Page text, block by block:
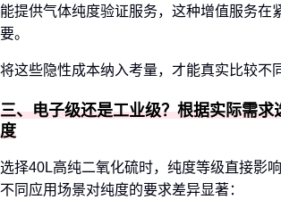
能提供气体纯度验证服务，这种增值服务在
要。
将这些隐性成本纳入考量，才能真实比较不
三、电子级还是工业级？根据实际需求
度
选择40L高纯二氧化硫时，纯度等级直接影
不同应用场景对纯度的要求差异显著：